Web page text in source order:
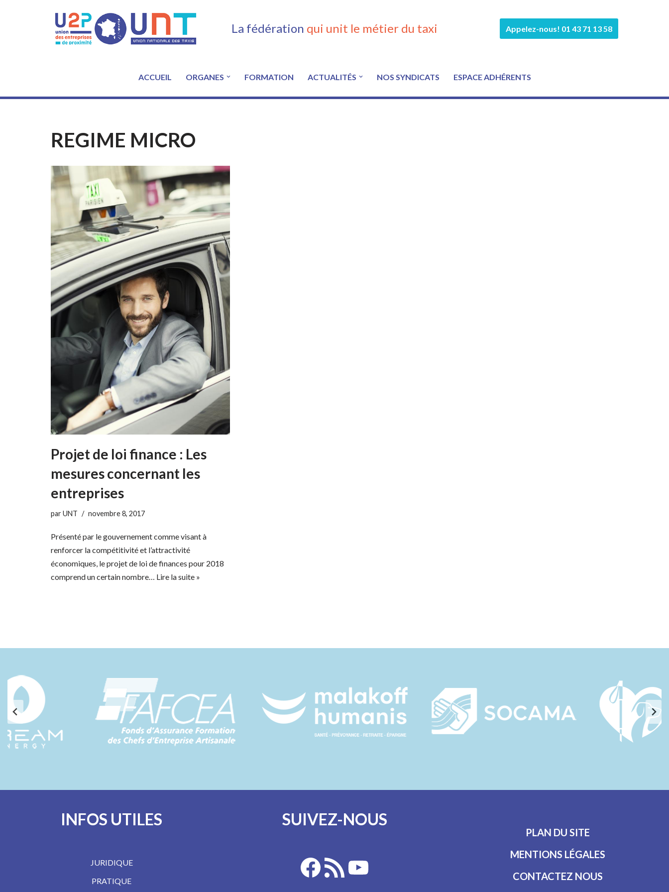
La fédération qui unit le métier du taxi Appelez-nous! 01 43 71 13 58
ACCUEIL ORGANES FORMATION ACTUALITÉS NOS SYNDICATS ESPACE ADHÉRENTS
REGIME MICRO
Projet de loi finance : Les
mesures concernant les
entreprises
parUNT novembre 8, 2017
Présenté par le gouvernement comme visant à
renforcer la compétitivité et l’attractivité
économiques, le projet de loi de finances pour 2018
comprend un certain nombre… Lire la suite »
INFOS UTILES
JURIDIQUE
PRATIQUE
SUIVEZ-NOUS
PLAN DU SITE
MENTIONS LÉGALES
CONTACTEZ NOUS